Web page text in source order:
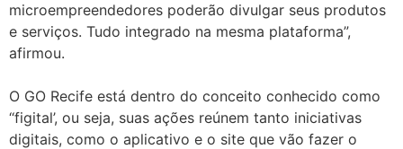
microempreendedores poderão divulgar seus produtos
e serviços. Tudo integrado na mesma plataforma”,
afirmou.
O GO Recife está dentro do conceito conhecido como
‘‘figital’, ou seja, suas ações reúnem tanto iniciativas
digitais, como o aplicativo e o site que vão fazer o